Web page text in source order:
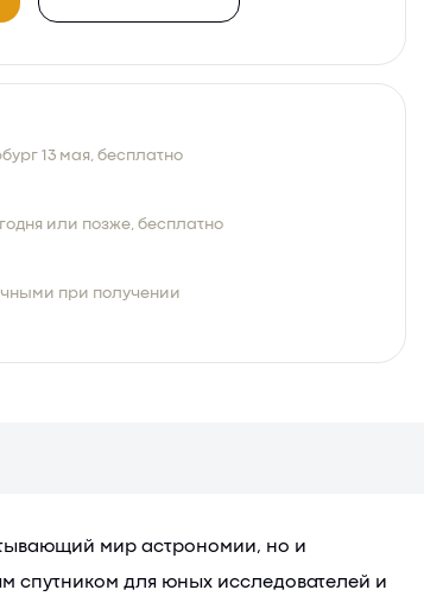
13 мая, бесплатно
или позже, бесплатно
при получении
мир астрономии, но и
спутником для юных исследователей и